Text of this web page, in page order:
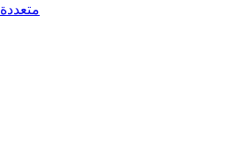
الاتصال بخوادم MCP متعددة